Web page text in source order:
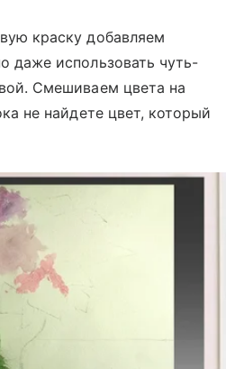
краску добавляем
даже использовать чуть-
Смешиваем цвета на
не найдете цвет, который